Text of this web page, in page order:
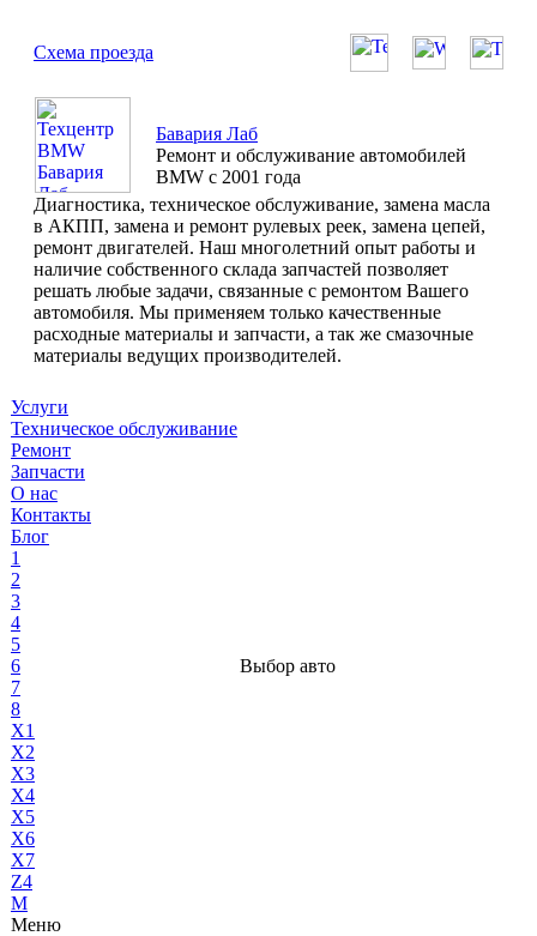
Схема проезда
Бавария Лаб
Ремонт и обслуживание автомобилей
BMW с 2001 года
Диагностика, техническое обслуживание, замена масла
в АКПП, замена и ремонт рулевых реек, замена цепей,
ремонт двигателей. Наш многолетний опыт работы и
наличие собственного склада запчастей позволяет
решать любые задачи, связанные с ремонтом Вашего
автомобиля. Мы применяем только качественные
расходные материалы и запчасти, а так же смазочные
материалы ведущих производителей.
Услуги
Техническое обслуживание
Ремонт
Запчасти
О нас
Контакты
Блог
1
2
3
4
5
6
7
8
X1
X2
X3
X4
X5
X6
X7
Z4
М
Меню
Выбор авто